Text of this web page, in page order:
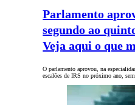
Parlamento
segundo ao
Veja aqui o que
O parlamento aprovou, na
escalões de IRS no próximo ano,